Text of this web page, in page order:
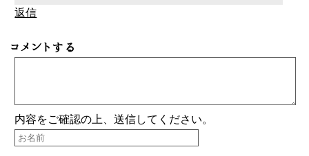
返信
コメントする
内容をご確認の上、送信してください。